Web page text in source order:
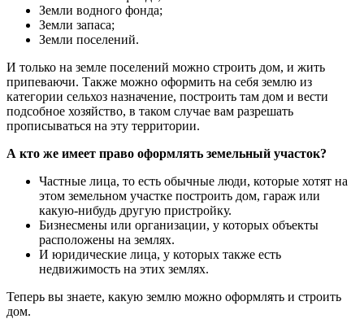
Земли водного фонда;
Земли запаса;
Земли поселений.
И только на земле поселений можно строить дом, и жить
припеваючи. Также можно оформить на себя землю из
категории сельхоз назначение, построить там дом и вести
подсобное хозяйство, в таком случае вам разрешать
прописываться на эту территории.
А кто же имеет право оформлять земельный участок?
Частные лица, то есть обычные люди, которые хотят на
этом земельном участке построить дом, гараж или
какую-нибудь другую пристройку.
Бизнесмены или организации, у которых объекты
расположены на землях.
И юридические лица, у которых также есть
недвижимость на этих землях.
Теперь вы знаете, какую землю можно оформлять и строить
дом.